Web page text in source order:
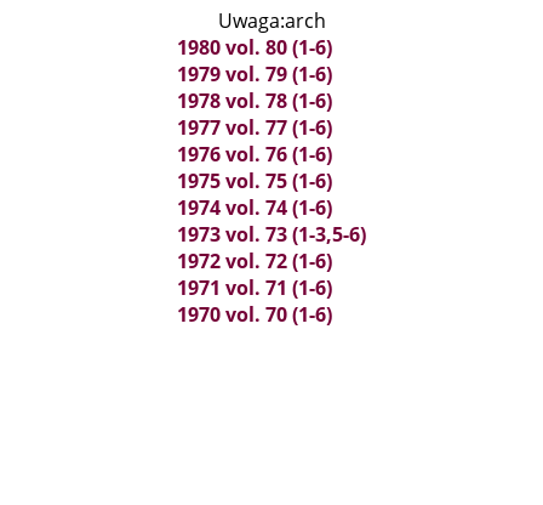
Uwaga:arch
1980 vol. 80 (1-6)
1979 vol. 79 (1-6)
1978 vol. 78 (1-6)
1977 vol. 77 (1-6)
1976 vol. 76 (1-6)
1975 vol. 75 (1-6)
1974 vol. 74 (1-6)
1973 vol. 73 (1-3,5-6)
1972 vol. 72 (1-6)
1971 vol. 71 (1-6)
1970 vol. 70 (1-6)